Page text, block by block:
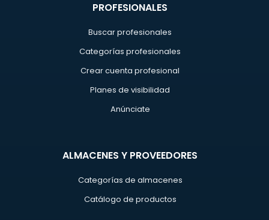
PROFESIONALES
Buscar profesionales
Categorías profesionales
Crear cuenta profesional
Planes de visibilidad
Anúnciate
ALMACENES Y PROVEEDORES
Categorías de almacenes
Catálogo de productos